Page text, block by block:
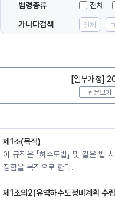
법령종류 전체
가나다검색
전체 ㄱ
[일부개정]
전문보기
제1조(목적)
이 규칙은 「하수도법」 및 같은 법
정함을 목적으로 한다.
제1조의2(유역하수도정비계획 수